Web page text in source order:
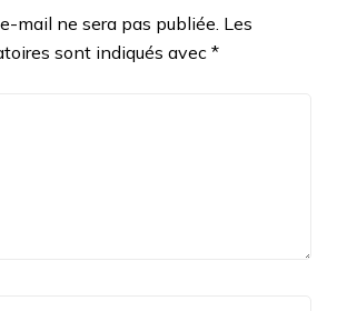
mail ne sera pas publiée. Les
sont indiqués avec *